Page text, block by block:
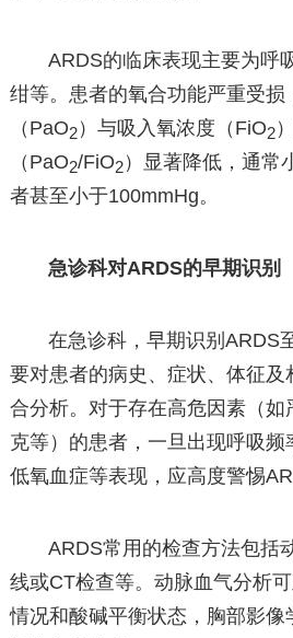
ARDS的临床表现主要为呼
绀等。患者的氧合功能严重受损
（PaO2）与吸入氧浓度（FiO2
（PaO2/FiO2）显著降低，通常
者甚至小于100mmHg。
急诊科对ARDS的早期识别
在急诊科，早期识别ARDS
要对患者的病史、症状、体征
合分析。对于存在高危因素（
克等）的患者，一旦出现呼吸频
低氧血症等表现，应高度警惕
ARDS常用的检查方法包括
线或CT检查等。动脉血气分析
情况和酸碱平衡状态，胸部影像